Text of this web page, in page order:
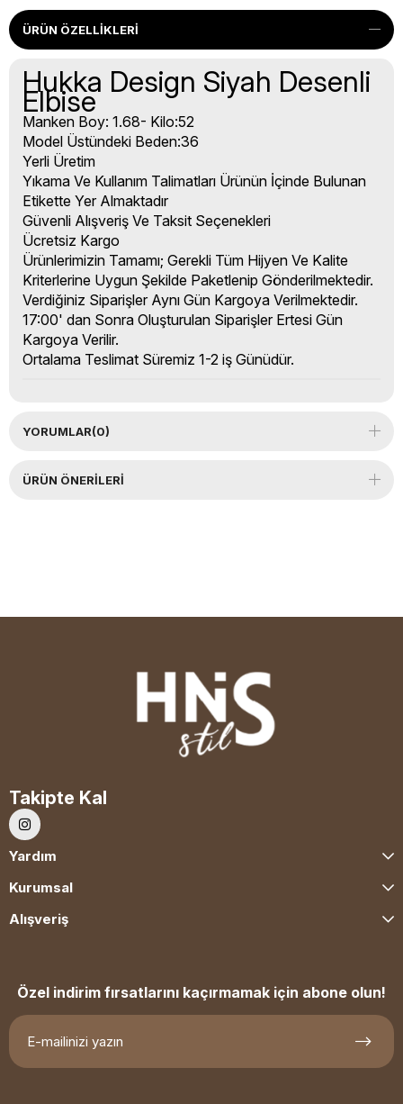
ÜRÜN ÖZELLIKLERI
Hukka Design Siyah Desenli
Elbise
Manken Boy: 1.68- Kilo:52
Model Üstündeki Beden:36
Yerli Üretim
Yıkama Ve Kullanım Talimatları Ürünün İçinde Bulunan
Etikette Yer Almaktadır
Güvenli Alışveriş Ve Taksit Seçenekleri
Ücretsiz Kargo
Ürünlerimizin Tamamı; Gerekli Tüm Hijyen Ve Kalite
Kriterlerine Uygun Şekilde Paketlenip Gönderilmektedir.
Verdiğiniz Siparişler Aynı Gün Kargoya Verilmektedir.
17:00' dan Sonra Oluşturulan Siparişler Ertesi Gün
Kargoya Verilir.
Ortalama Teslimat Süremiz 1-2 iş Günüdür.
YORUMLAR(0)
ÜRÜN ÖNERILERI
Takipte Kal
Yardım
Kurumsal
Alışveriş
Özel indirim fırsatlarını kaçırmamak için abone olun!